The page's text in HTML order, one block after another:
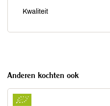
Kwaliteit
Anderen kochten ook